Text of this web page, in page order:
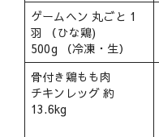
ゲームヘン 丸ごと 1
羽 （ひな鶏)
500g （冷凍・生）
骨付き鶏もも肉
チキンレッグ 約
13.6kg